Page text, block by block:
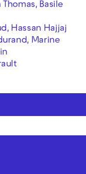
Basile
Hassan Hajjaj
Marine